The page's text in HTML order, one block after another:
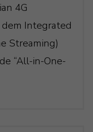
4G
Integrated
Streaming)
“All-in-One-